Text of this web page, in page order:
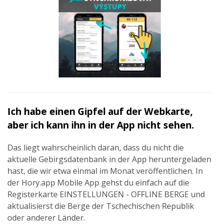
Ich habe einen Gipfel auf der Webkarte,
aber ich kann ihn in der App nicht sehen.
Das liegt wahrscheinlich daran, dass du nicht die
aktuelle Gebirgsdatenbank in der App heruntergeladen
hast, die wir etwa einmal im Monat veröffentlichen. In
der Hory.app Mobile App gehst du einfach auf die
Registerkarte EINSTELLUNGEN - OFFLINE BERGE und
aktualisierst die Berge der Tschechischen Republik
oder anderer Länder.